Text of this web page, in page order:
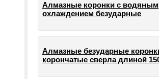
Алмазные коронки с водяным
охлаждением безударные
Алмазные безударные
корончатые сверла длиной